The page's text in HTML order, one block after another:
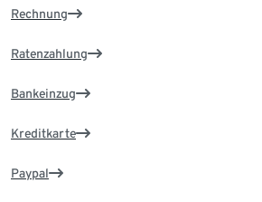
Rechnung
Ratenzahlung
Bankeinzug
Kreditkarte
Paypal